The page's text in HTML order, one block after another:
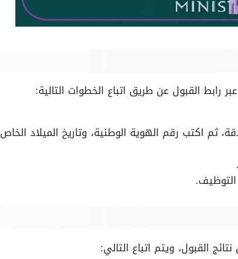
رابط القبول عن طريق اتباع الخطوات التالية:
ثم اكتب رقم الهوية الوطنية، وتاريخ الميلاد الخاص
التوظيف.
القبول، ويتم اتباع التالي: